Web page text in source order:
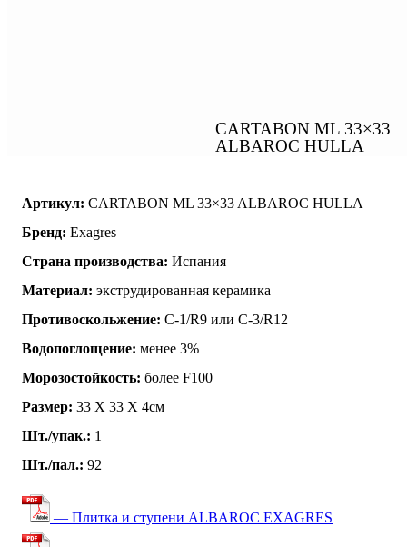
CARTABON ML 33×33
ALBAROC HULLA
Артикул: CARTABON ML 33×33 ALBAROC HULLA
Бренд: Exagres
Страна производства: Испания
Материал: экструдированная керамика
Противоскольжение: C-1/R9 или C-3/R12
Водопоглощение: менее 3%
Морозостойкость: более F100
Размер: 33 Х 33 Х 4см
Шт./упак.: 1
Шт./пал.: 92
— Плитка и ступени ALBAROC EXAGRES